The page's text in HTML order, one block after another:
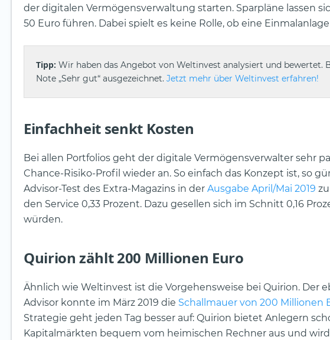
der digitalen Vermögensverwaltung starten. Sparpläne lassen
50 Euro führen. Dabei spielt es keine Rolle, ob eine
Tipp: Wir haben das Angebot von Weltinvest analysiert und bewertet.
Note „Sehr gut“ ausgezeichnet. Jetzt mehr über Weltinvest erfahren!
Einfachheit senkt Kosten
Bei allen Portfolios geht der digitale Vermögensverwalter sehr
Chance-Risiko-Profil wieder an. So einfach das Konzept ist, so
Advisor-Test des Extra-Magazins in der Ausgabe April/Mai 2019
den Service 0,33 Prozent. Dazu gesellen sich im Schnitt 0,16
würden.
Quirion zählt 200 Millionen Euro
Ähnlich wie Weltinvest ist die Vorgehensweise bei Quirion. Der
Advisor konnte im März 2019 die Schallmauer von 200 Millionen
Strategie geht jeden Tag besser auf: Quirion bietet Anlegern
Kapitalmärkten bequem vom heimischen Rechner aus und